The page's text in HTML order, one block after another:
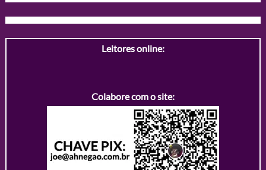
Leitores online:
Colabore com o site: